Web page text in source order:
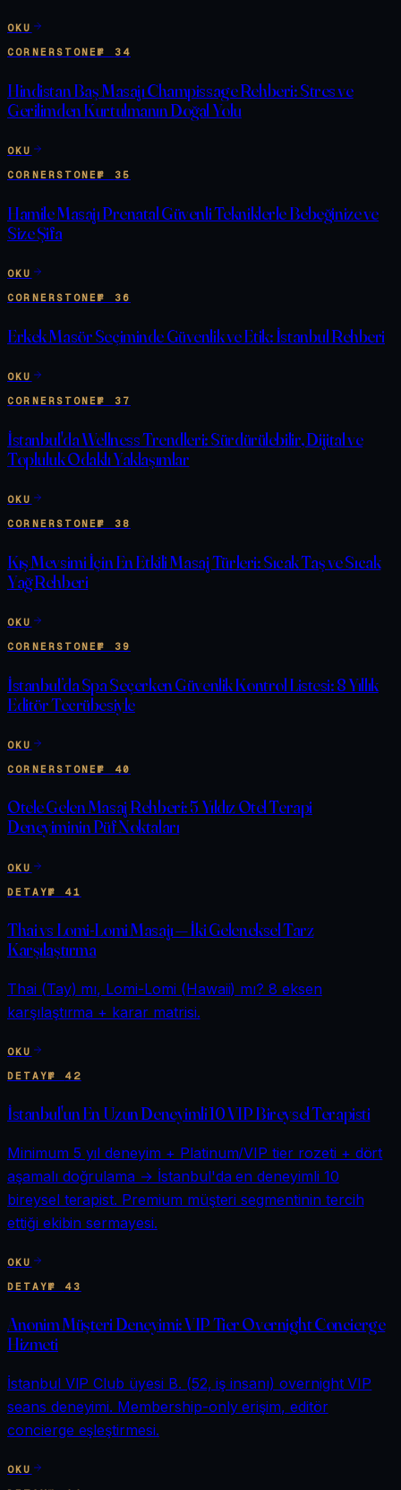
OKU
CORNERSTONE№ 34
Hindistan Baş Masajı Champissage Rehberi: Stres ve
Gerilimden Kurtulmanın Doğal Yolu
OKU
CORNERSTONE№ 35
Hamile Masajı Prenatal Güvenli Tekniklerle Bebeğinize ve
Size Şifa
OKU
CORNERSTONE№ 36
Erkek Masör Seçiminde Güvenlik ve Etik: İstanbul Rehberi
OKU
CORNERSTONE№ 37
İstanbul'da Wellness Trendleri: Sürdürülebilir, Dijital ve
Topluluk Odaklı Yaklaşımlar
OKU
CORNERSTONE№ 38
Kış Mevsimi İçin En Etkili Masaj Türleri: Sıcak Taş ve Sıcak
Yağ Rehberi
OKU
CORNERSTONE№ 39
İstanbul’da Spa Seçerken Güvenlik Kontrol Listesi: 8 Yıllık
Editör Tecrübesiyle
OKU
CORNERSTONE№ 40
Otele Gelen Masaj Rehberi: 5 Yıldız Otel Terapi
Deneyiminin Püf Noktaları
OKU
DETAY№ 41
Thai vs Lomi-Lomi Masajı — İki Geleneksel Tarz
Karşılaştırma
Thai (Tay) mı, Lomi-Lomi (Hawaii) mı? 8 eksen
karşılaştırma + karar matrisi.
OKU
DETAY№ 42
İstanbul'un En Uzun Deneyimli 10 VIP Bireysel Terapisti
Minimum 5 yıl deneyim + Platinum/VIP tier rozeti + dört
aşamalı doğrulama → İstanbul'da en deneyimli 10
bireysel terapist. Premium müşteri segmentinin tercih
ettiği ekibin sermayesi.
OKU
DETAY№ 43
Anonim Müşteri Deneyimi: VIP Tier Overnight Concierge
Hizmeti
İstanbul VIP Club üyesi B. (52, iş insanı) overnight VIP
seans deneyimi. Membership-only erişim, editör
concierge eşleştirmesi.
OKU